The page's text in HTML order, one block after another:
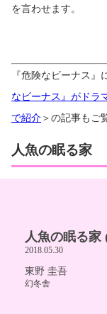
を言わせます。
『危険なビーナス
なビーナス』がドラ
で紹介＞の記事もご
人魚の眠る家